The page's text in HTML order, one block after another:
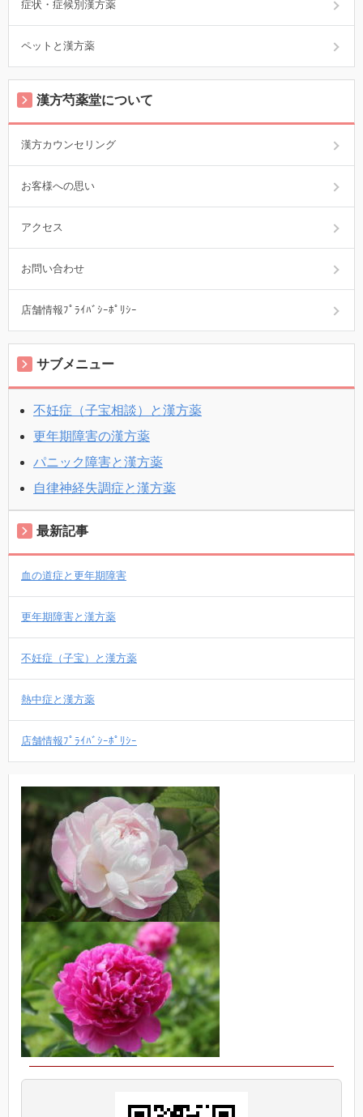
症状・症候別漢方薬
ペットと漢方薬
漢方芍薬堂について
漢方カウンセリング
お客様への思い
アクセス
お問い合わせ
店舗情報ﾌﾟﾗｲﾊﾞｼｰﾎﾟﾘｼｰ
サブメニュー
不妊症（子宝相談）と漢方薬
更年期障害の漢方薬
パニック障害と漢方薬
自律神経失調症と漢方薬
最新記事
血の道症と更年期障害
更年期障害と漢方薬
不妊症（子宝）と漢方薬
熱中症と漢方薬
店舗情報ﾌﾟﾗｲﾊﾞｼｰﾎﾟﾘｼｰ